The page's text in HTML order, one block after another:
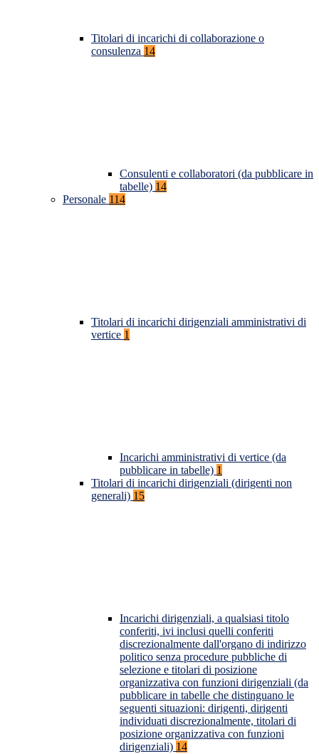
Titolari di incarichi di collaborazione o
consulenza 14
Consulenti e collaboratori (da pubblicare in
tabelle) 14
Personale 114
Titolari di incarichi dirigenziali amministrativi di
vertice 1
Incarichi amministrativi di vertice (da
pubblicare in tabelle) 1
Titolari di incarichi dirigenziali (dirigenti non
generali) 15
Incarichi dirigenziali, a qualsiasi titolo
conferiti, ivi inclusi quelli conferiti
discrezionalmente dall'organo di indirizzo
politico senza procedure pubbliche di
selezione e titolari di posizione
organizzativa con funzioni dirigenziali (da
pubblicare in tabelle che distinguano le
seguenti situazioni: dirigenti, dirigenti
individuati discrezionalmente, titolari di
posizione organizzativa con funzioni
dirigenziali) 14